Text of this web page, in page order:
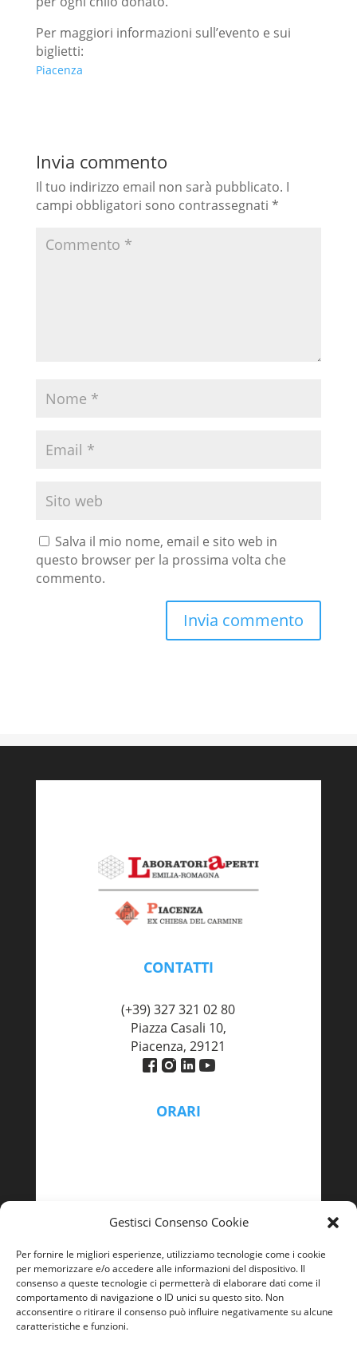
Gestisci Consenso Cookie
Per fornire le migliori esperienze, utilizziamo tecnologie come i cookie
per memorizzare e/o accedere alle informazioni del dispositivo. Il
consenso a queste tecnologie ci permetterà di elaborare dati come il
comportamento di navigazione o ID unici su questo sito. Non
acconsentire o ritirare il consenso può influire negativamente su alcune
caratteristiche e funzioni.
Per maggiori informazioni sull’evento e sui
biglietti:
Piacenza
Invia commento
Il tuo indirizzo email non sarà pubblicato. I
campi obbligatori sono contrassegnati *
Salva il mio nome, email e sito web in
questo browser per la prossima volta che
commento.
CONTATTI
(+39) 327 321 02 80
Piazza Casali 10,
Piacenza, 29121
ORARI